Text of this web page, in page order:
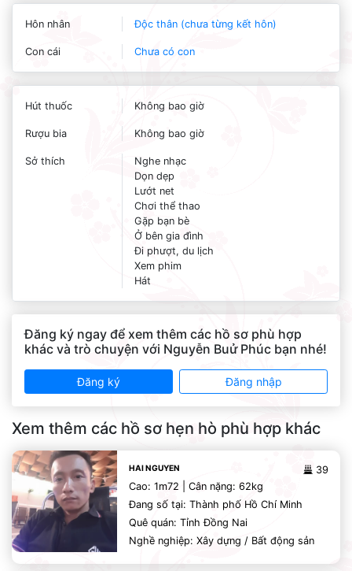
Hôn nhân Độc thân (chưa từng kết hôn)
Con cái Chưa có con
Hút thuốc Không bao giờ
Rượu bia Không bao giờ
Sở thích
Nghe nhạc
Dọn dẹp
Lướt net
Chơi thể thao
Gặp bạn bè
Ở bên gia đình
Đi phượt, du lịch
Xem phim
Hát
Đăng ký ngay để xem thêm các hồ sơ phù hợp
khác và trò chuyện với Nguyễn Buử Phúc bạn nhé!
Đăng ký Đăng nhập
Xem thêm các hồ sơ hẹn hò phù hợp khác
39
HAI NGUYEN
Cao: 1m72 | Cân nặng: 62kg
Đang số tại: Thành phố Hồ Chí Minh
Quê quán: Tỉnh Đồng Nai
Nghề nghiệp: Xây dựng / Bất động sản